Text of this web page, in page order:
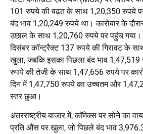
101 रुपये की बढ़त के साथ 1,20,350 रुपये
बंद भाव 1,20,249 रुपये था। कारोबार के
उछाल के साथ 1,20,760 रुपये पर पहुंच गया।
दिसंबर कॉन्ट्रैक्ट 137 रुपये की गिरावट के
खुला, जबकि इसका पिछला बंद भाव
रुपये की तेजी के साथ 1,47,656 रुपये पर
दिन में 1,47,750 रुपये का उच्चतम और
स्तर छुआ।
अंतरराष्ट्रीय बाजार में, कॉमेक्स पर सोने का
प्रति औंस पर खुला, जो पिछले बंद भाव